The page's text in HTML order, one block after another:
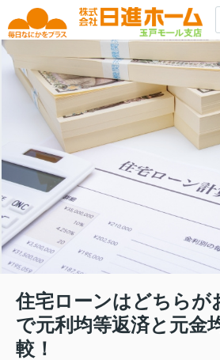
住宅ローンはどちらが
で元利均等返済と元金
較！